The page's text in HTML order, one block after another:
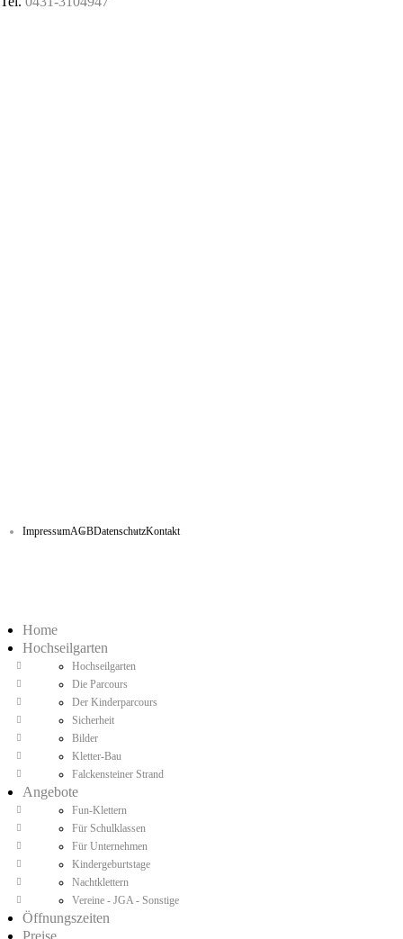
ImpressumAGBDatenschutzKontakt
Home
Hochseilgarten
Hochseilgarten
Die Parcours
Der Kinderparcours
Sicherheit
Bilder
Kletter-Bau
Falckensteiner Strand
Angebote
Fun-Klettern
Für Schulklassen
Für Unternehmen
Kindergeburtstage
Nachtklettern
Vereine - JGA - Sonstige
Öffnungszeiten
Preise